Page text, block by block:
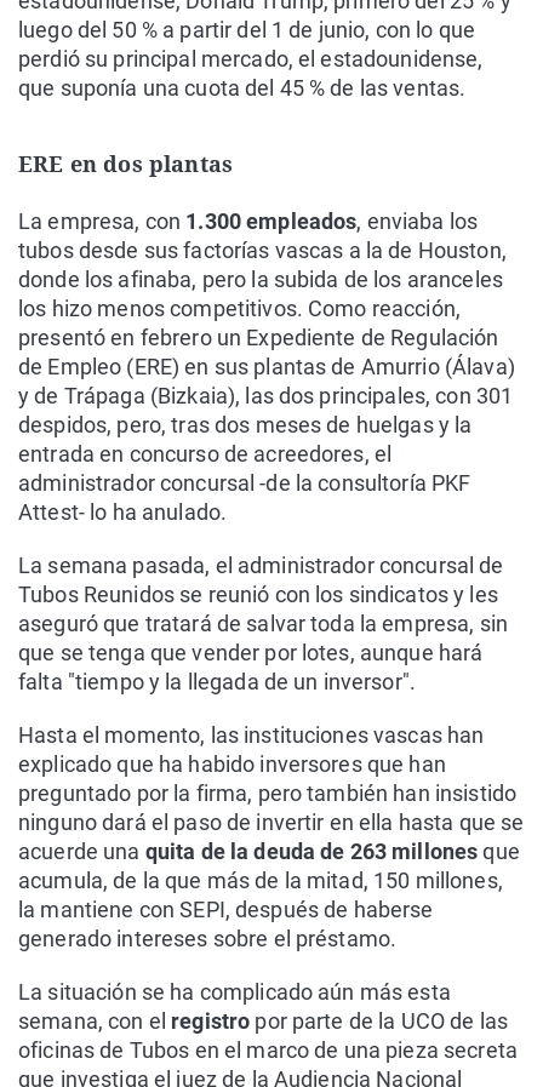
luego del 50 % a partir del 1 de junio, con lo que
perdió su principal mercado, el estadounidense,
que suponía una cuota del 45 % de las ventas.
ERE en dos plantas
La empresa, con 1.300 empleados, enviaba los
tubos desde sus factorías vascas a la de Houston,
donde los afinaba, pero la subida de los aranceles
los hizo menos competitivos. Como reacción,
presentó en febrero un Expediente de Regulación
de Empleo (ERE) en sus plantas de Amurrio (Álava)
y de Trápaga (Bizkaia), las dos principales, con 301
despidos, pero, tras dos meses de huelgas y la
entrada en concurso de acreedores, el
administrador concursal -de la consultoría PKF
Attest- lo ha anulado.
La semana pasada, el administrador concursal de
Tubos Reunidos se reunió con los sindicatos y les
aseguró que tratará de salvar toda la empresa, sin
que se tenga que vender por lotes, aunque hará
falta "tiempo y la llegada de un inversor".
Hasta el momento, las instituciones vascas han
explicado que ha habido inversores que han
preguntado por la firma, pero también han insistido
ninguno dará el paso de invertir en ella hasta que se
acuerde una quita de la deuda de 263 millonesque
acumula, de la que más de la mitad, 150 millones,
la mantiene con SEPI, después de haberse
generado intereses sobre el préstamo.
La situación se ha complicado aún más esta
semana, con el registro por parte de la UCO de las
oficinas de Tubos en el marco de una pieza secreta
que investiga el juez de la Audiencia Nacional